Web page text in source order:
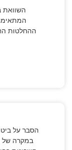
השוואת
ההחלטות
הסבר על
במקרה של